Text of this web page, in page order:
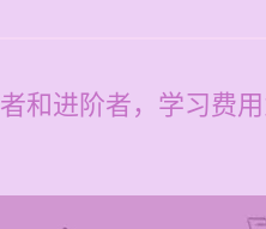
和进阶者，学习费